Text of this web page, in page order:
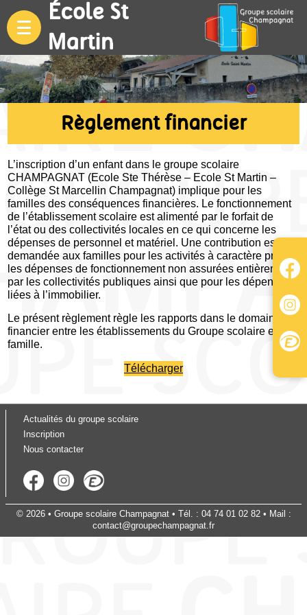
École St
Martin
Règlement financier
L’inscription d’un enfant dans le groupe scolaire
CHAMPAGNAT (Ecole Ste Thérèse – Ecole St Martin –
Collège St Marcellin Champagnat) implique pour les
familles des conséquences financières. Le fonctionnement
de l’établissement scolaire est alimenté par le forfait de
l’état ou des collectivités locales en ce qui concerne les
dépenses de personnel et matériel. Une contribution est
demandée aux familles pour les activités à caractère propre,
les dépenses de fonctionnement non assurées entièrement
par les collectivités publiques ainsi que pour les dépenses
liées à l’immobilier.
Le présent règlement règle les rapports dans le domaine
financier entre les établissements du Groupe scolaire et la
famille.
Télécharger
Actualités du groupe scolaire
Inscription
Nous contacter
© 2026 • Groupe scolaire Champagnat• Tél. : 04 74 01 02 82• Mail :
contact@groupechampagnat.fr